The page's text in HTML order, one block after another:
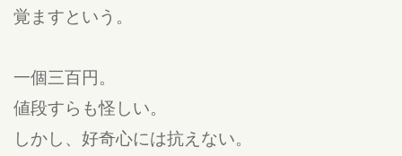
覚ますという。
一個三百円。
値段すらも怪しい。
しかし、好奇心には抗えない。